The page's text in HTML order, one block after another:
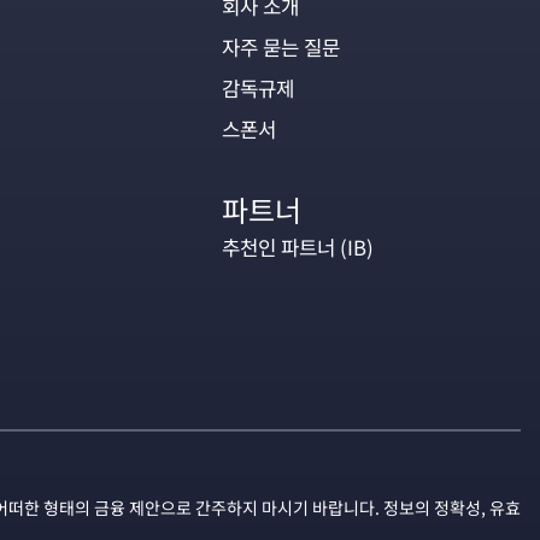
회사 소개
자주 묻는 질문
감독규제
스폰서
파트너
추천인 파트너 (IB)
한 형태의 금융 제안으로 간주하지 마시기 바랍니다. 정보의 정확성, 유효